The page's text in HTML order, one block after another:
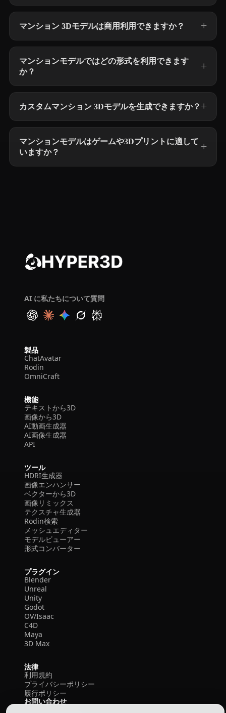
マンション 3Dモデルは商用利用できますか？
マンションモデルではどの形式を利用できます
か？
カスタムマンション 3Dモデルを生成できますか？
マンションモデルはゲームや3Dプリントに適して
いますか？
AI に私たちについて質問
製品
ChatAvatar
Rodin
OmniCraft
機能
テキストから3D
画像から3D
AI動画生成器
AI画像生成器
API
ツール
HDRI生成器
画像エンハンサー
ベクターから3D
画像リミックス
テクスチャ生成器
Rodin検索
メッシュエディター
モデルビューアー
形式コンバーター
プラグイン
Blender
Unreal
Unity
Godot
OV/Isaac
C4D
Maya
3D Max
法律
利用規約
プライバシーポリシー
履行ポリシー
お問い合わせ